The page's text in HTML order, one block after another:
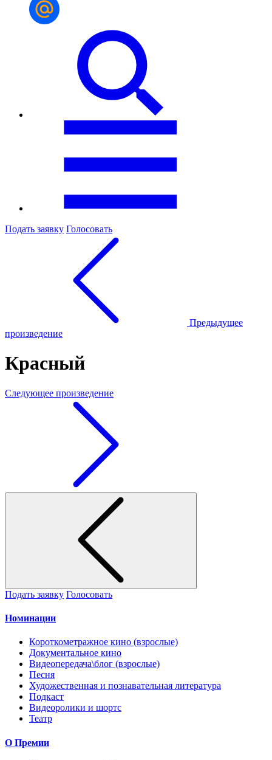
Подать заявку Голосовать
Предыдущее
произведение
Красный
Следующее произведение
Подать заявку Голосовать
Номинации
Короткометражное кино (взрослые)
Документальное кино
Видеопередача\блог (взрослые)
Песня
Художественная и познавательная литература
Подкаст
Видеоролики и шортс
Театр
О Премии